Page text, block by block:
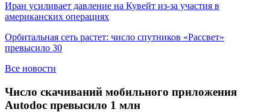
Иран усиливает давление на Кувейт из-за участия в
американских операциях
Орбитальная сеть растет: число спутников «Рассвет»
превысило 30
Все новости
Число скачиваний мобильного приложения
Autodoc превысило 1 млн